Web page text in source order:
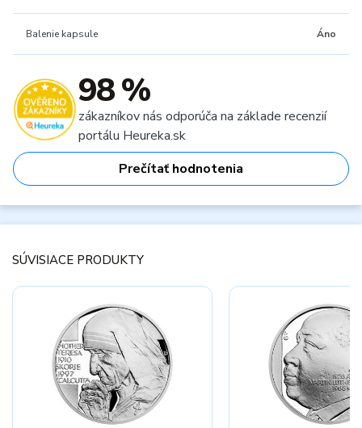
Balenie kapsule Áno
98 %
zákazníkov nás odporúča na základe recenzií
portálu Heureka.sk
Prečítať hodnotenia
SÚVISIACE PRODUKTY